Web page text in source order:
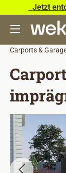
Zum Hauptinhalt
Jetzt
Carports &
Bildergalerie